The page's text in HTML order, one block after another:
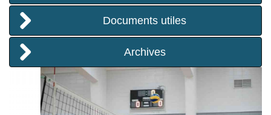
n
Documents utiles
Archives